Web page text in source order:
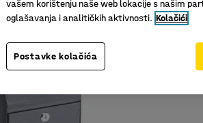
vašem korištenju naše web lokacije s našim
oglašavanja i analitičkih aktivnosti. Kolačići
Postavke kolačića